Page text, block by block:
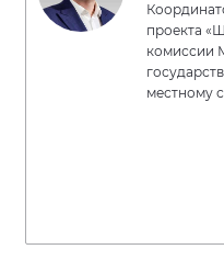
проекта
комиссии
местному